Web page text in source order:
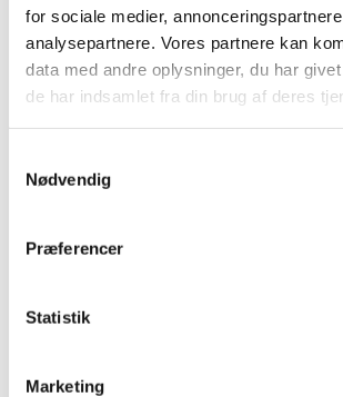
for sociale medier,
analysepartnere. Vores partnere kan
data med andre oplysninger, du har
de har indsamlet fra din brug af deres
Nødvendig
Præferencer
Statistik
Marketing